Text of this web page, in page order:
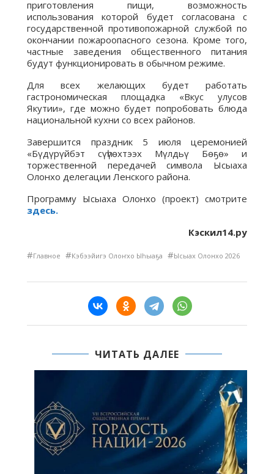
приготовления пищи, возможность
использования которой будет согласована с
государственной противопожарной службой по
окончании пожароопасного сезона. Кроме того,
частные заведения общественного питания
будут функционировать в обычном режиме.
Для всех желающих будет работать
гастрономическая площадка «Вкус улусов
Якутии», где можно будет попробовать блюда
национальной кухни со всех районов.
Завершится праздник 5 июля церемонией
«Бүдүрүйбэт сүһүөхтээх Мүлдьү Бөҕө» и
торжественной передачей символа Ысыаха
Олонхо делегации Ленского района.
Программу Ысыаха Олонхо (проект) смотрите
здесь.
Кэскил14.ру
#Главное #Кэбээйигэ Олоҥхо Ыһыаҕа #Ысыах Олонхо 2026
ЧИТАТЬ ДАЛЕЕ